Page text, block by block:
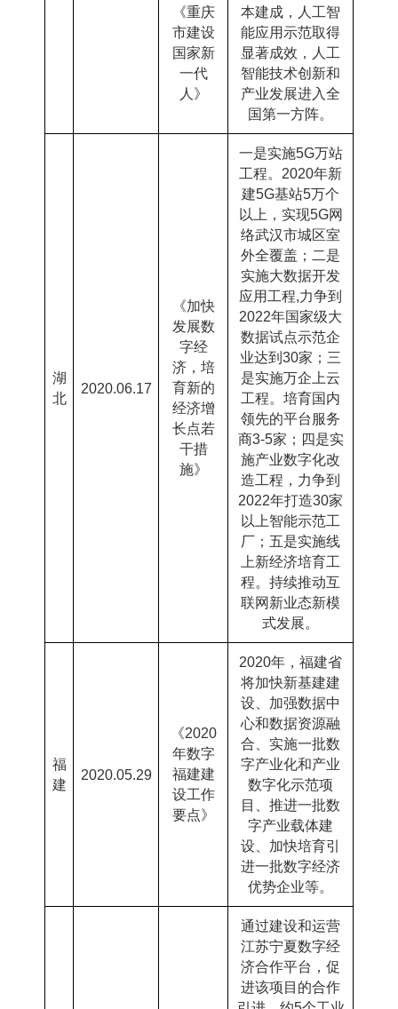
《重庆
市建设
国家新
一代
人》
本建成，人工智
能应用示范取得
显著成效，人工
智能技术创新和
产业发展进入全
国第一方阵。
湖
北
2020.06.17
《加快
发展数
字经
济，培
育新的
经济增
长点若
干措
施》
一是实施5G万站
工程。 2020年新
建5G基站5万个
以上，实现5G网
络武汉市城区室
外全覆盖；二是
实施大数据开发
应用工程,力争到
2022年国家级大
数据试点示范企
业达到 30家；三
是实施万企上云
工程。培育国内
领先的平台服务
商3-5家；四是实
施产业数字化改
造工程，力争到
2022年打造30家
以上智能示范工
厂；五是实施线
上新经济培育工
程。持续推动互
联网新业态新模
式发展。
福
建
2020.05.29
《2020
年数字
福建建
设工作
要点》
2020年，福建省
将加快新基建建
设、加强数据中
心和数据资源融
合、实施一批数
字产业化和产业
数字化示范项
目、推进一批数
字产业载体建
设、加快培育引
进一批数字经济
优势企业等。
通过建设和运营
江苏宁夏数字经
济合作平台，促
进该项目的合作